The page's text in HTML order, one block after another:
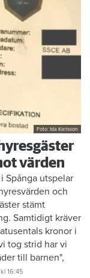
Foto: Ida Karlsson
värden
Spånga utspelar
och
stämt
Samtidigt kräver
kronor i
tog strid har vi
till barnen",
kl 16:45